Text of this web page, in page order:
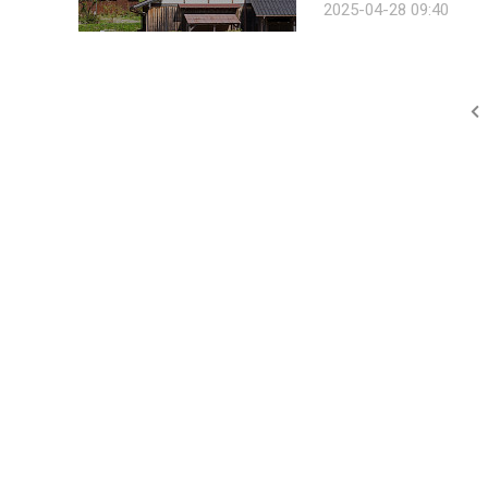
월 31일까지다. 15㎏ 위
2025-04-28 09:40